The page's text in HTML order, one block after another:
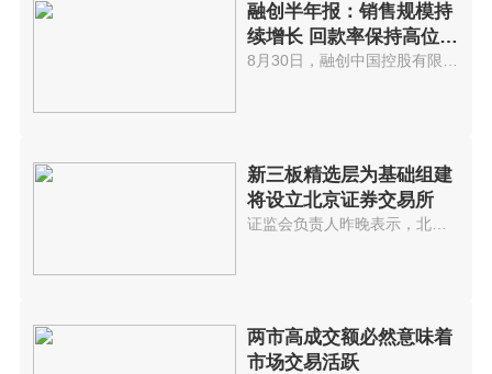
融创半年报：销售规模持
续增长 回款率保持高位水
平
8月30日，融创中国控股有限公司(...
新三板精选层为基础组建
将设立北京证券交易所
证监会负责人昨晚表示，北京证券...
两市高成交额必然意味着
市场交易活跃